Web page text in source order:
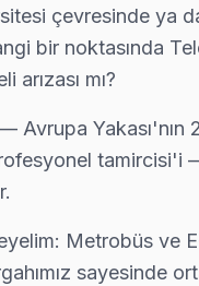
Merkezi
İlçelerde Telefunken
çevresinde ya
bir noktasında
arızası mı?
Avrupa Yakası'nın
tamircisi'i
Metrobüs ve
sayesinde